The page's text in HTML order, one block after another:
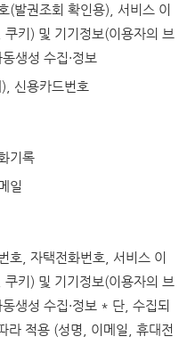
(발권조회 확인용), 서비스 이
키) 및 기기정보(이용자의 브
생성 수집·정보
신용카드번호
기록
일
호, 자택전화번호, 서비스 이
키) 및 기기정보(이용자의 브
생성 수집·정보 * 단, 수집되
라 적용 (성명, 이메일, 휴대전